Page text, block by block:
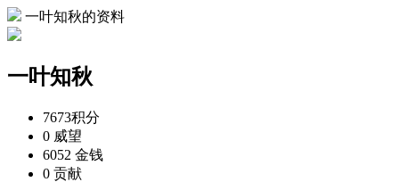
一叶知秋的资料
一叶知秋
7673积分
0 威望
6052 金钱
0 贡献